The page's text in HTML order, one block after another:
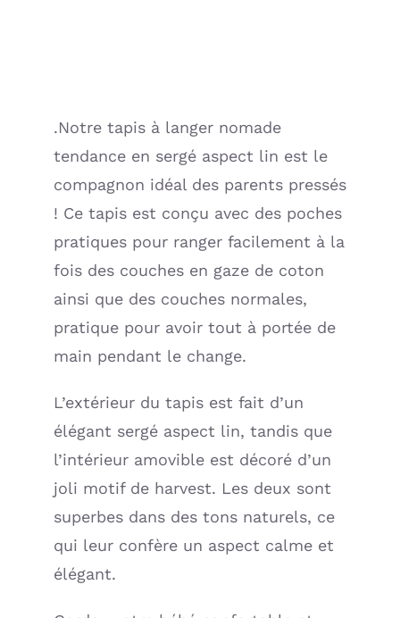
.Notre tapis à langer nomade
tendance en sergé aspect lin est le
compagnon idéal des parents pressés
! Ce tapis est conçu avec des poches
pratiques pour ranger facilement à la
fois des couches en gaze de coton
ainsi que des couches normales,
pratique pour avoir tout à portée de
main pendant le change.
L’extérieur du tapis est fait d’un
élégant sergé aspect lin, tandis que
l’intérieur amovible est décoré d’un
joli motif de harvest. Les deux sont
superbes dans des tons naturels, ce
qui leur confère un aspect calme et
élégant.